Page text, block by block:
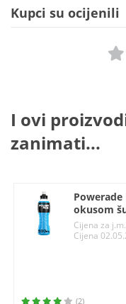
Kupci su ocijenili
I ovi
zanimati...
okusom
Cijena za
Cijena
(2)